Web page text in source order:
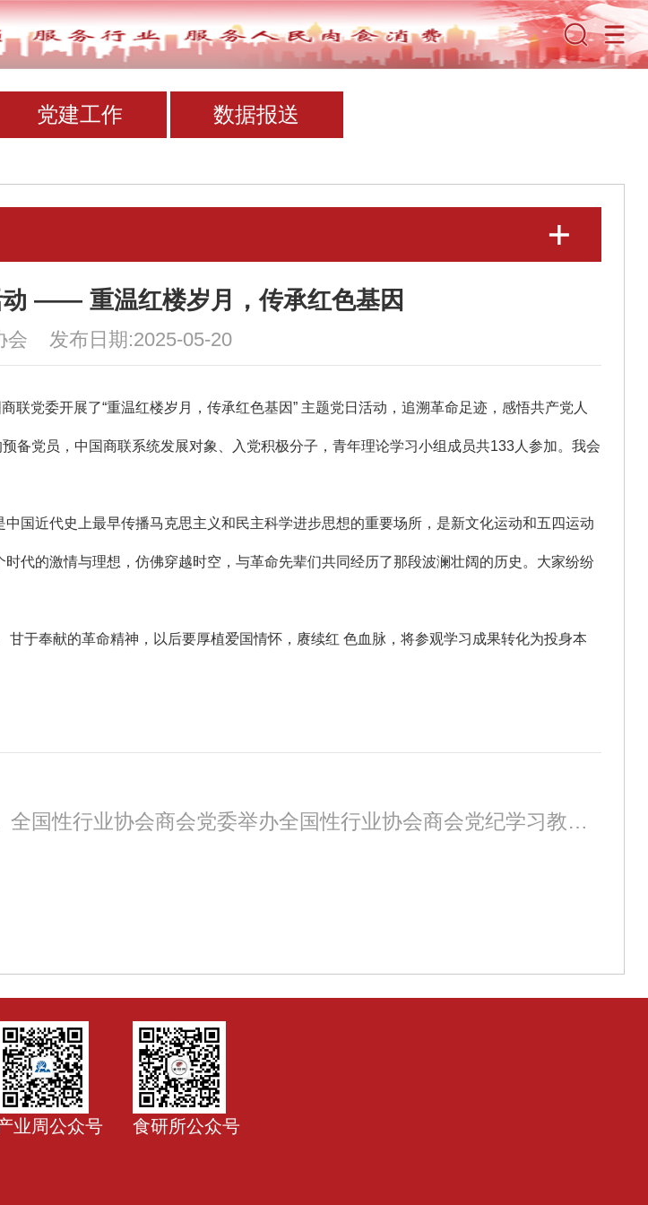
党建工作 数据报送
—— 重温红楼岁月，传承红色基因
会 发布日期:2025-05-20
党委开展了“重温红楼岁月，传承红色基因” 主题党日活动，追溯革命足迹，感悟共产党人
备党员，中国商联系统发展对象、入党积极分子，青年理论学习小组成员共133人参加。我会
国近代史上最早传播马克思主义和民主科学进步思想的重要场所，是新文化运动和五四运动
代的激情与理想，仿佛穿越时空，与革命先辈们共同经历了那段波澜壮阔的历史。大家纷纷
于奉献的革命精神，以后要厚植爱国情怀，赓续红 色血脉，将参观学习成果转化为投身本
下一篇:中央纪委国家监委驻中央社会工作部纪检监察组、全国性行业协会商会党委举办全国性行业协会商会党纪学习教育专题辅导报告会
业周公众号 食研所公众号